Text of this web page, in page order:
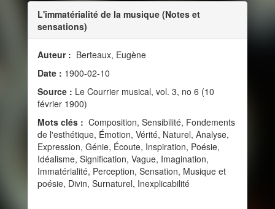
L'immatérialité de la musique (Notes et
sensations)
Auteur : Berteaux, Eugène
Date : 1900-02-10
Source : Le Courrier musical, vol. 3, no 6 (10
février 1900)
Mots clés : Composition, Sensibilité, Fondements
de l'esthétique, Émotion, Vérité, Naturel, Analyse,
Expression, Génie, Écoute, Inspiration, Poésie,
Idéalisme, Signification, Vague, Imagination,
Immatérialité, Perception, Sensation, Musique et
poésie, Divin, Surnaturel, Inexplicabilité